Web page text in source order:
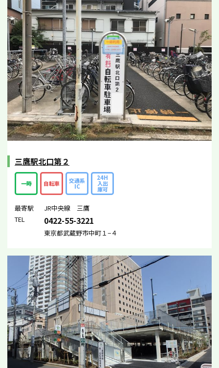
三鷹駅北口第２
一時 自転車 交通系
IC
24H
入出
庫可
最寄駅
JR中央線 三鷹
TEL
0422-55-3221
東京都武蔵野市中町１−４